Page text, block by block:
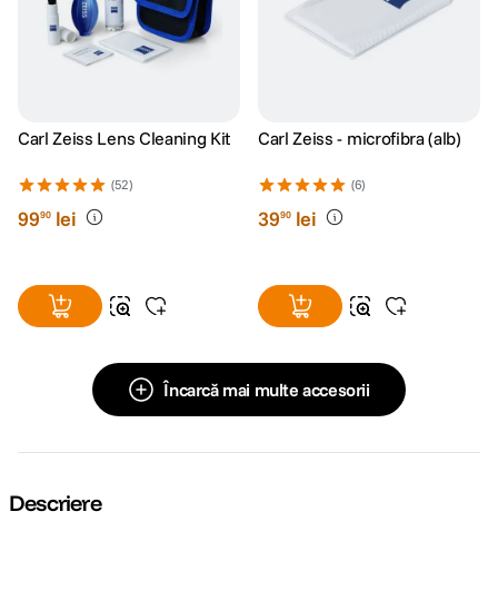
Carl Zeiss Lens Cleaning Kit
(52)
9990 lei
Carl Zeiss - microfibra (alb)
(6)
3990 lei
Încarcă mai multe accesorii
Descriere